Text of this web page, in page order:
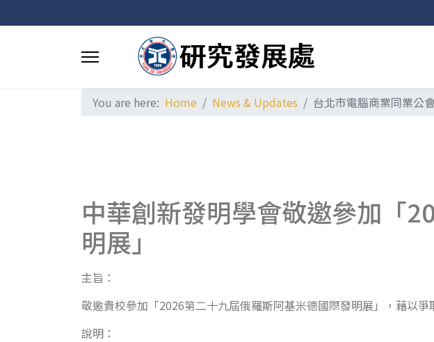
You are here: Home News & Updates 台北市電腦商業同業公
中華創新發明學會敬邀參加「
明展」
主旨：
敬邀貴校參加「2026第二十九屆俄羅斯阿基米德國際發明展」，藉以
說明：